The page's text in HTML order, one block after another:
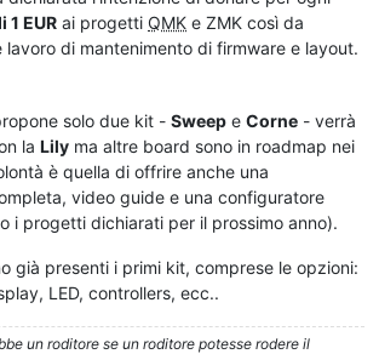
1 EUR ai progetti QMK e ZMK così da
lavoro di mantenimento di firmware e layout.
solo due kit - Sweep e Corne - verrà
la Lily ma altre board sono in roadmap nei
è quella di offrire anche una
video guide e una configuratore
i progetti dichiarati per il prossimo anno).
già presenti i primi kit, comprese le opzioni:
LED, controllers, ecc..
un roditore se un roditore potesse rodere il